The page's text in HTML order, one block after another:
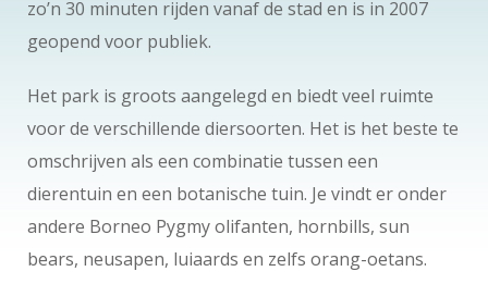
zo’n 30 minuten rijden vanaf de stad en is in 2007
geopend voor publiek.
Het park is groots aangelegd en biedt veel ruimte
voor de verschillende diersoorten. Het is het beste te
omschrijven als een combinatie tussen een
dierentuin en een botanische tuin. Je vindt er onder
andere Borneo Pygmy olifanten, hornbills, sun
bears, neusapen, luiaards en zelfs orang-oetans.